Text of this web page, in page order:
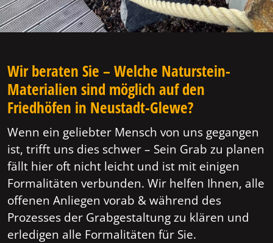
Wir beraten Sie – Welche Naturstein-
Materialien sind möglich auf den
Friedhöfen in Neustadt-Glewe?
Wenn ein geliebter Mensch von uns gegangen
ist, trifft uns dies schwer – Sein Grab zu planen
fällt hier oft nicht leicht und ist mit einigen
Formalitäten verbunden. Wir helfen Ihnen, alle
offenen Anliegen vorab & während des
Prozesses der Grabgestaltung zu klären und
erledigen alle Formalitäten für Sie.